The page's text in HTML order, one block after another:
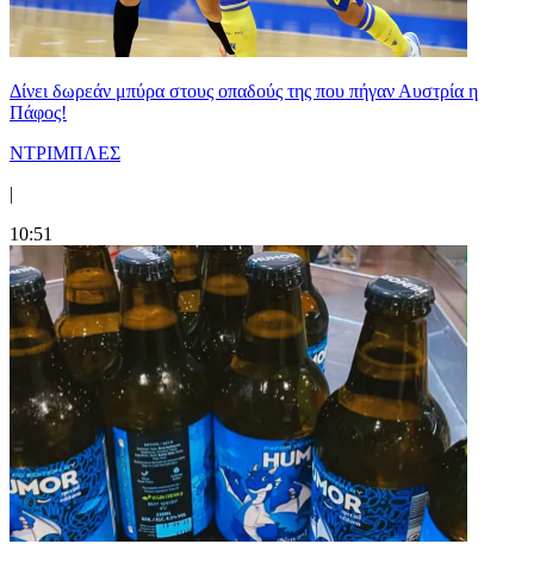
Δίνει δωρεάν μπύρα στους οπαδούς της που πήγαν Αυστρία η
Πάφος!
ΝΤΡΙΜΠΛΕΣ
|
10:51